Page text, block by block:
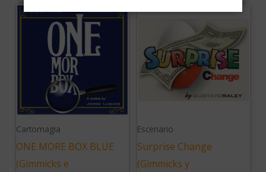
Cartomagia
ONE MORE BOX BLUE
(Gimmicks e
Escenario
Surprise Change
(Gimmicks y